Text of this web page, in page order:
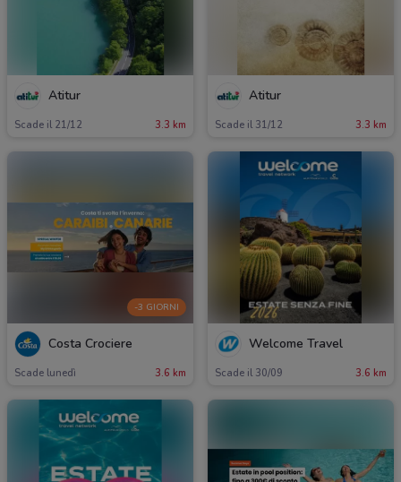
Atitur
Scade il 21/12 3.3 km
Atitur
Scade il 31/12 3.3 km
-3 GIORNI
Costa Crociere
Scade lunedì 3.6 km
Welcome Travel
Scade il 30/09 3.6 km